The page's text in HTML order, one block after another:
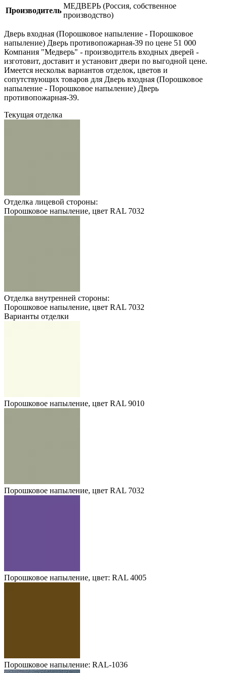
Производитель
МЕДВЕРЬ (Россия, собственное
производство)
Дверь входная (Порошковое напыление - Порошковое
напыление) Дверь противопожарная-39 по цене 51 000
Компания "Медверь" - производитель входных дверей -
изготовит, доставит и установит двери по выгодной цене.
Имеется нескольк вариантов отделок, цветов и
сопутствующих товаров для Дверь входная (Порошковое
напыление - Порошковое напыление) Дверь
противопожарная-39.
Текущая отделка
Отделка лицевой стороны:
Порошковое напыление, цвет RAL 7032
Отделка внутренней стороны:
Порошковое напыление, цвет RAL 7032
Варианты отделки
Порошковое напыление, цвет RAL 9010
Порошковое напыление, цвет RAL 7032
Порошковое напыление, цвет: RAL 4005
Порошковое напыление: RAL-1036